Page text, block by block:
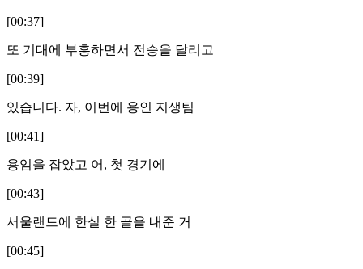
[00:37]
또 기대에 부흥하면서 전승을 달리고
[00:39]
있습니다. 자, 이번에 용인 지생팀
[00:41]
용임을 잡았고 어, 첫 경기에
[00:43]
서울랜드에 한실 한 골을 내준 거
[00:45]